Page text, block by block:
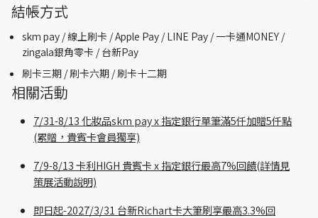
結帳方式
skm pay /線上刷卡 / Apple Pay /LINE Pay / 一卡通MONEY /
zingala銀角零卡 /台新Pay
刷卡三期 /刷卡六期 /刷卡十二期
相關活動
7/31-8/13 化妝品skm pay x 指定銀行單筆滿5仟加贈5仟點
(累贈，貴賓卡會員獨享)
7/9-8/13 卡利HIGH 貴賓卡 x 指定銀行最高7%回饋(詳情見
策展活動說明)
即日起-2027/3/31 台新Richart卡大筆刷享最高3.3%回